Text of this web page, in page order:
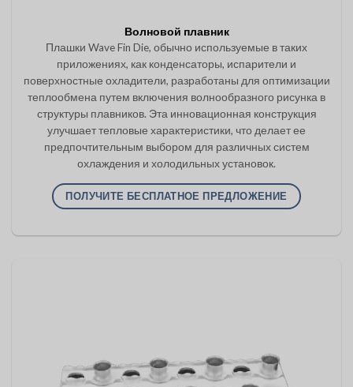
Волновой плавник
Плашки Wave Fin Die, обычно используемые в таких
приложениях, как конденсаторы, испарители и
поверхностные охладители, разработаны для оптимизации
теплообмена путем включения волнообразного рисунка в
структуры плавников. Эта инновационная конструкция
улучшает тепловые характеристики, что делает ее
предпочтительным выбором для различных систем
охлаждения и холодильных установок.
ПОЛУЧИТЕ БЕСПЛАТНОЕ ПРЕДЛОЖЕНИЕ